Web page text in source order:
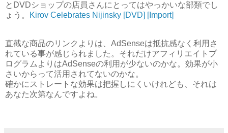
とDVDショップの店員さんにとってはやっかいな部類でし
ょう。
Kirov Celebrates Nijinsky [DVD] [Import]
直截な商品のリンクよりは、AdSenseは抵抗感なく利用さ
れている事が感じられました。それだけアフィリエイトプ
ログラムよりはAdSenseの利用が少ないのかな。効果が小
さいからって活用されてないのかな。
確かにストレートな効果は把握しにくいけれども、それは
あなた次第なんですよね。